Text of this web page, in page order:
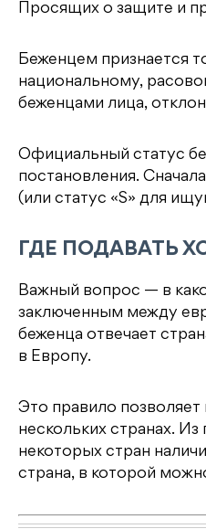
Просящих о защите и
Беженцем признается
национальному,
беженцами лица,
Официальный статус
постановления.
(или статус «S» для
ГДЕ ПОДАВАТЬ
Важный вопрос — в
заключенным между
беженца отвечает
в Европу.
Это правило
нескольких странах.
некоторых стран
страна, в которой